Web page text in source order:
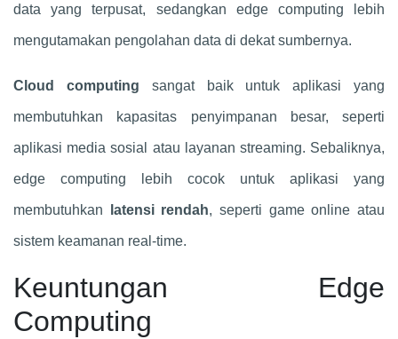
data yang terpusat, sedangkan edge computing lebih
mengutamakan pengolahan data di dekat sumbernya.
Cloud computing sangat baik untuk aplikasi yang
membutuhkan kapasitas penyimpanan besar, seperti
aplikasi media sosial atau layanan streaming. Sebaliknya,
edge computing lebih cocok untuk aplikasi yang
membutuhkan latensi rendah, seperti game online atau
sistem keamanan real-time.
Keuntungan Edge
Computing